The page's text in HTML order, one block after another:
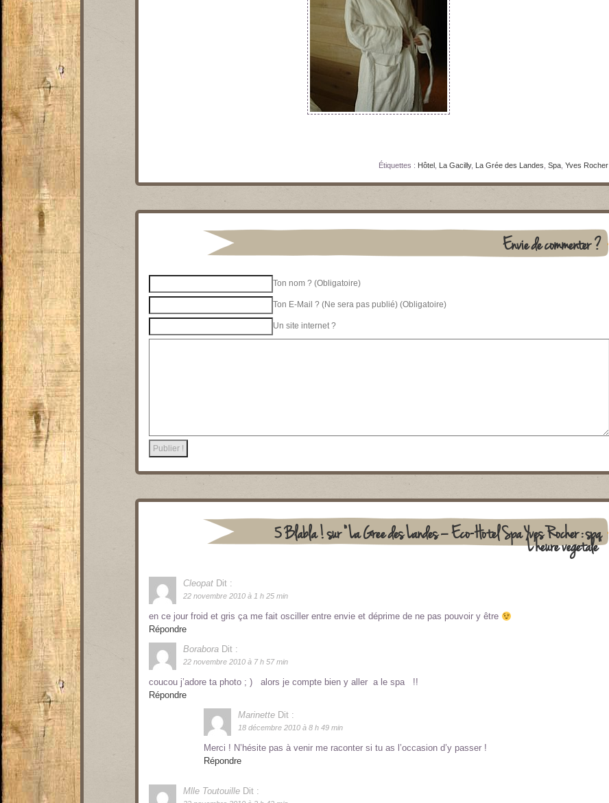
Étiquettes : Hôtel La Gacilly, La Grée des Landes Spa Yves Rocher
Envie de commenter ?
Ton nom ? (Obligatoire)
Ton E-Mail ? (Ne sera pas publié) (Obligatoire)
Un site internet ?
5 Blabla ! sur "La Gree des Landes – Eco-Hotel Spa Yves Rocher : spa
L’heure vegetale"
Cleopat Dit :
22 novembre 2010 à 1 h 25 min
en ce jour froid et gris ça me fait osciller entre envie et déprime de ne pas pouvoir y être
Répondre
Borabora Dit :
22 novembre 2010 à 7 h 57 min
coucou j’adore ta photo ; ) alors je compte bien y aller a le spa !!
Répondre
Marinette Dit :
18 décembre 2010 à 8 h 49 min
Merci ! N’hésite pas à venir me raconter si tu as l’occasion d’y passer !
Répondre
Mlle Toutouille Dit :